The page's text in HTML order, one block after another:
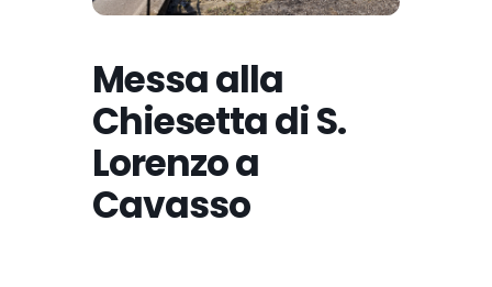
Messa alla
Chiesetta di S.
Lorenzo a
Cavasso